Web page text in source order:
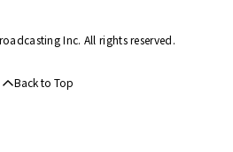
Inc. All rights reserved.
Back to Top